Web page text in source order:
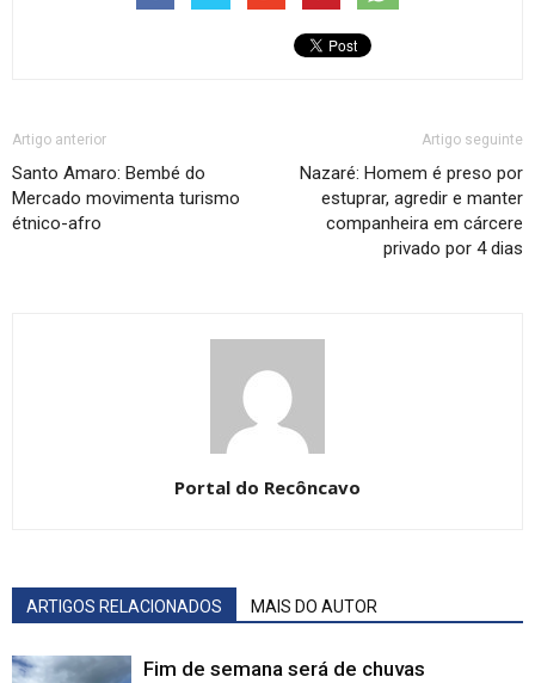
Artigo anterior
Santo Amaro: Bembé do
Mercado movimenta turismo
étnico-afro
Artigo seguinte
Nazaré: Homem é preso por
estuprar, agredir e manter
companheira em cárcere
privado por 4 dias
Portal do Recôncavo
ARTIGOS RELACIONADOS MAIS DO AUTOR
Fim de semana será de chuvas